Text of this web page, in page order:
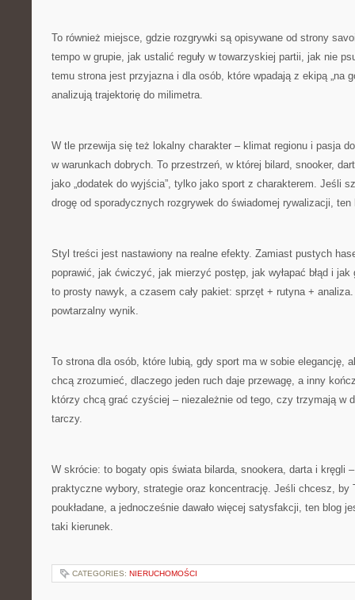
To również miejsce, gdzie rozgrywki są opisywane od strony
tempo w grupie, jak ustalić reguły w towarzyskiej partii, jak nie
temu strona jest przyjazna i dla osób, które wpadają z ekipą „na
analizują trajektorię do milimetra.
W tle przewija się też lokalny charakter – klimat regionu i pasja
w warunkach dobrych. To przestrzeń, w której bilard, snooker,
jako „dodatek do wyjścia”, tylko jako sport z charakterem. Jeśli
drogę od sporadycznych rozgrywek do świadomej rywalizacji,
Styl treści jest nastawiony na realne efekty. Zamiast pustych
poprawić, jak ćwiczyć, jak mierzyć postęp, jak wyłapać błąd i
to prosty nawyk, a czasem cały pakiet: sprzęt + rutyna + analiza.
powtarzalny wynik.
To strona dla osób, które lubią, gdy sport ma w sobie elegancję,
chcą zrozumieć, dlaczego jeden ruch daje przewagę, a inny
którzy chcą grać czyściej – niezależnie od tego, czy trzymają w
tarczy.
W skrócie: to bogaty opis świata bilarda, snookera, darta i kręgli
praktyczne wybory, strategie oraz koncentrację. Jeśli chcesz, by
poukładane, a jednocześnie dawało więcej satysfakcji, ten blog
taki kierunek.
CATEGORIES: NIERUCHOMOŚCI